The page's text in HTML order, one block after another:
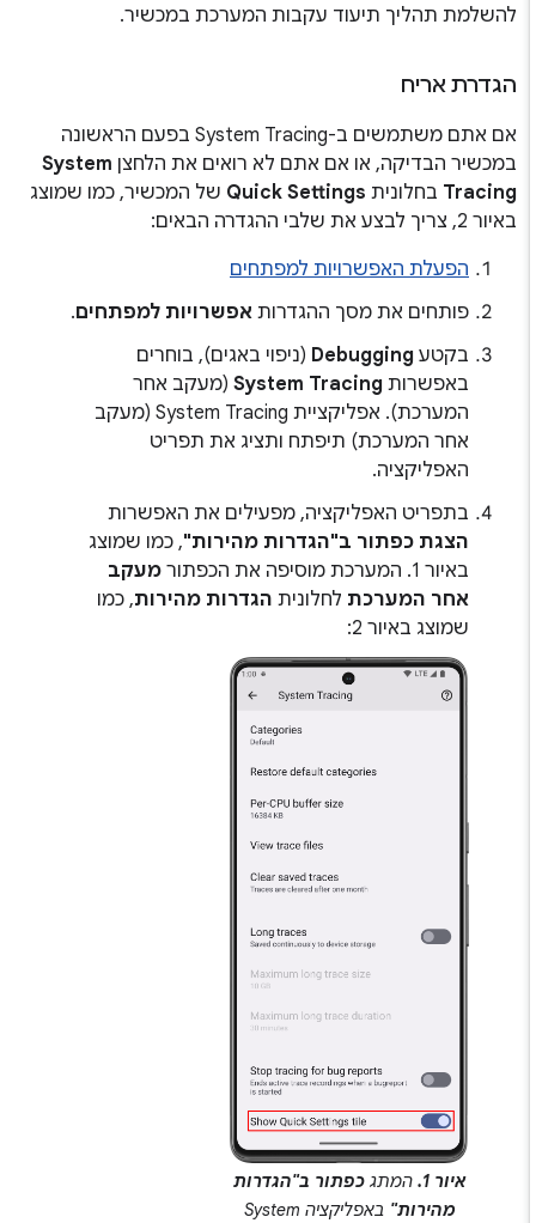
להשלמת תהליך תיעוד עקבות המערכת במכשיר.
הגדרת אריח
אם אתם משתמשים ב-System Tracing בפעם הראשונה
במכשיר הבדיקה, או אם אתם לא רואים את הלחצןSystem
TracingבחלוניתQuick Settingsשל המכשיר, כמו שמוצג
באיור 2, צריך לבצע את שלבי ההגדרה הבאים:
הפעלת האפשרויות למפתחים
פותחים את מסך ההגדרותאפשרויות למפתחים.
בקטעDebugging(ניפוי באגים), בוחרים
באפשרותSystem Tracing(מעקב אחר
המערכת). אפליקציית System Tracing (מעקב
אחר המערכת) תיפתח ותציג את תפריט
האפליקציה.
בתפריט האפליקציה, מפעילים את האפשרות
הצגת כפתור ב"הגדרות מהירות", כמו שמוצג
באיור 1. המערכת מוסיפה את הכפתור
מעקב
אחר המערכתלחלוניתהגדרות מהירות, כמו
שמוצג באיור 2:
איור 1. המתגכפתור ב"הגדרות
מהירות"
באפליקציה System